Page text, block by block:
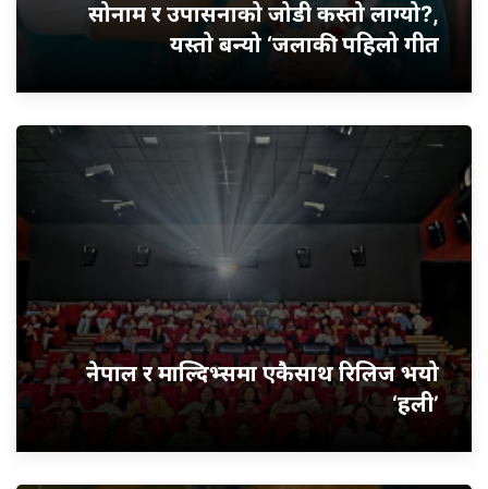
सोनाम र उपासनाको जोडी कस्तो लाग्यो?,
यस्तो बन्यो ‘जलाकी’ पहिलो गीत
नेपाल र माल्दिभ्समा एकैसाथ रिलिज भयो
‘हली’